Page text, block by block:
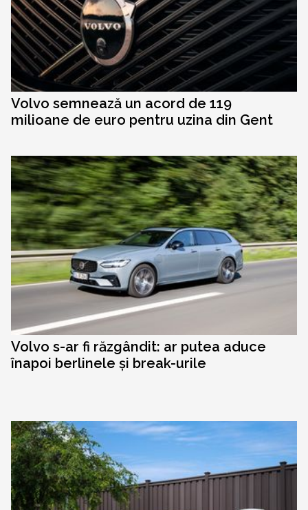
Volvo semnează un acord de 119
milioane de euro pentru uzina din Gent
Volvo s-ar fi răzgândit: ar putea aduce
înapoi berlinele și break-urile